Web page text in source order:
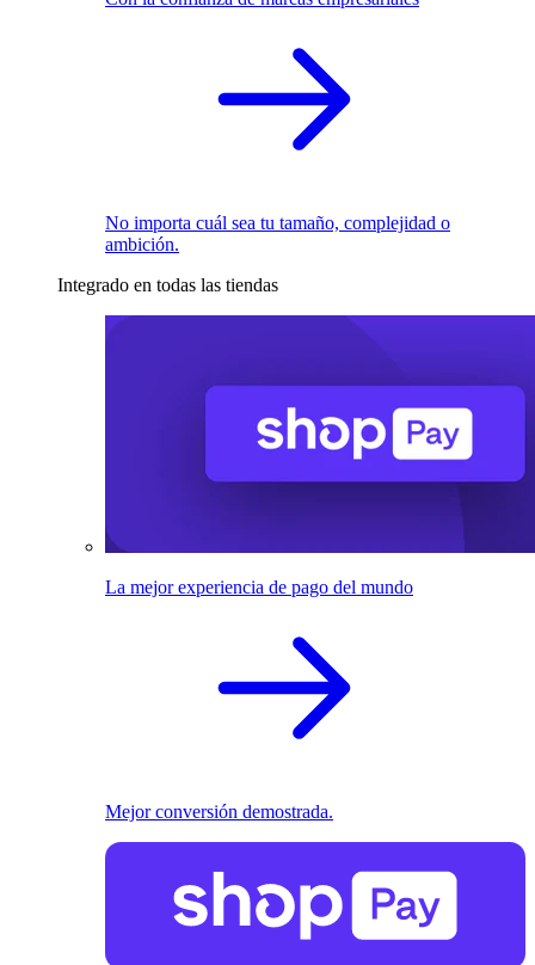
No importa cuál sea tu tamaño, complejidad o
ambición.
Integrado en todas las tiendas
La mejor experiencia de pago del mundo
Mejor conversión demostrada.